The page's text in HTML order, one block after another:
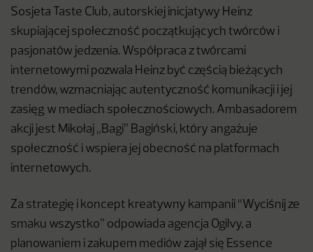
Sosjeta Taste Club, autorskiej inicjatywy Heinz
skupiającej społeczność początkujących twórców i
pasjonatów jedzenia. Współpraca z twórcami
internetowymi pozwala Heinz być częścią bieżących
trendów, wzmacniając autentyczność komunikacji i jej
zasięg w mediach społecznościowych. Ambasadorem
akcji jest Mikołaj „Bagi” Bagiński, który angażuje
społeczność i wspiera jej obecność na platformach
internetowych.
Za strategię i koncept kreatywny kampanii “Wyciśnij ze
smaku wszystko” odpowiada agencja Ogilvy, a
planowaniem i zakupem mediów zajął się Essence